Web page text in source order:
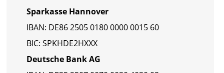
Spar­kas­se Han­no­ver
IBAN: DE86 2505 0180 0000 0015 60
BIC: SPKHDE2HXXX
Deut­sche Bank AG